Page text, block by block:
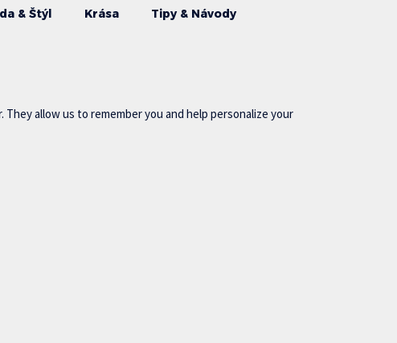
& Štýl Krása Tipy & Návody
allow us to remember you and help personalize your